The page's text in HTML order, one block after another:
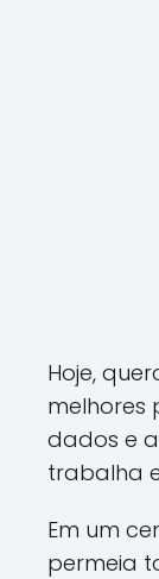
Hoje,
melhores
dados e
trabalha
Em um
permeia